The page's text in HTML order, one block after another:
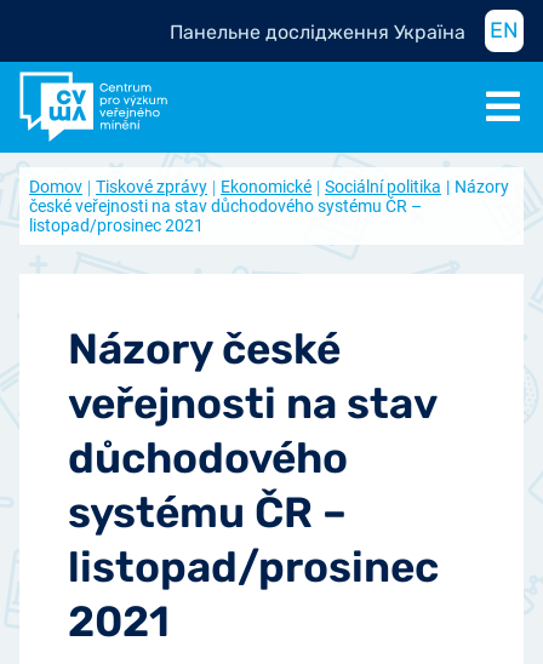
Панельне дослідження Україна EN
Domov Tiskové zprávy Ekonomické Sociální politika
Názory
české veřejnosti na stav důchodového systému ČR –
listopad/prosinec 2021
Názory české
veřejnosti na stav
důchodového
systému ČR –
listopad/prosinec
2021